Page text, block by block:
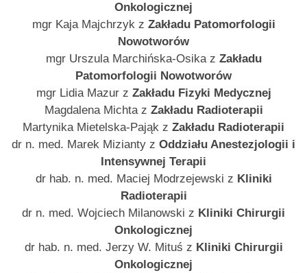
Onkologicznej
mgr Kaja Majchrzyk z Zakładu Patomorfologii
Nowotworów
mgr Urszula Marchińska-Osika z Zakładu
Patomorfologii Nowotworów
mgr Lidia Mazur z Zakładu Fizyki Medycznej
Magdalena Michta z Zakładu Radioterapii
Martynika Mietelska-Pająk z Zakładu Radioterapii
dr n. med. Marek Mizianty z Oddziału Anestezjologii i
Intensywnej Terapii
dr hab. n. med. Maciej Modrzejewski z Kliniki
Radioterapii
dr n. med. Wojciech Milanowski z Kliniki Chirurgii
Onkologicznej
dr hab. n. med. Jerzy W. Mituś z Kliniki Chirurgii
Onkologicznej